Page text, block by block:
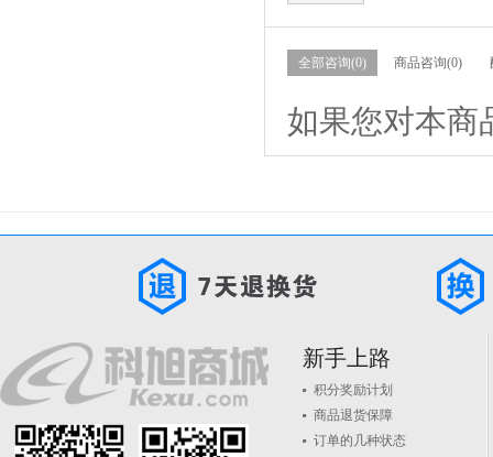
全部咨询(0) 商品咨询(0)
如果您对本商
新手上路
积分奖励计划
商品退货保障
订单的几种状态